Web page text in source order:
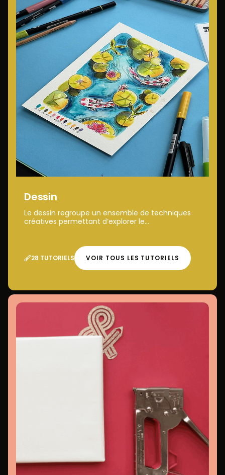
Dessin
Le dessin regroupe un ensemble de techniques
créatives permettant d’explorer le...
28 TUTORIELS VOIR TOUS LES TUTORIELS